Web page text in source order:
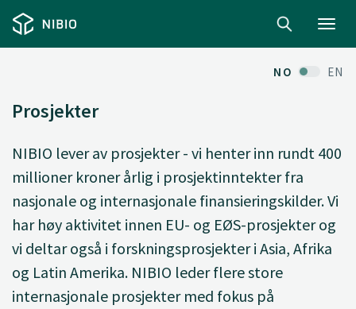
NO EN
Prosjekter
NIBIO lever av prosjekter - vi henter inn rundt 400
millioner kroner årlig i prosjektinntekter fra
nasjonale og internasjonale finansieringskilder. Vi
har høy aktivitet innen EU- og EØS-prosjekter og
vi deltar også i forskningsprosjekter i Asia, Afrika
og Latin Amerika. NIBIO leder flere store
internasjonale prosjekter med fokus på